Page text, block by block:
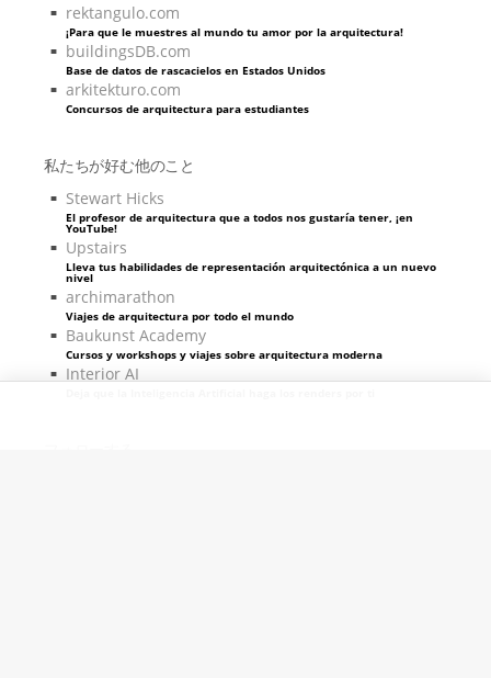
rektangulo.com
¡Para que le muestres al mundo tu amor por la arquitectura!
buildingsDB.com
Base de datos de rascacielos en Estados Unidos
arkitekturo.com
Concursos de arquitectura para estudiantes
私たちが好む他のこと
Stewart Hicks
El profesor de arquitectura que a todos nos gustaría tener, ¡en
YouTube!
Upstairs
Lleva tus habilidades de representación arquitectónica a un nuevo
nivel
archimarathon
Viajes de arquitectura por todo el mundo
Baukunst Academy
Cursos y workshops y viajes sobre arquitectura moderna
Interior AI